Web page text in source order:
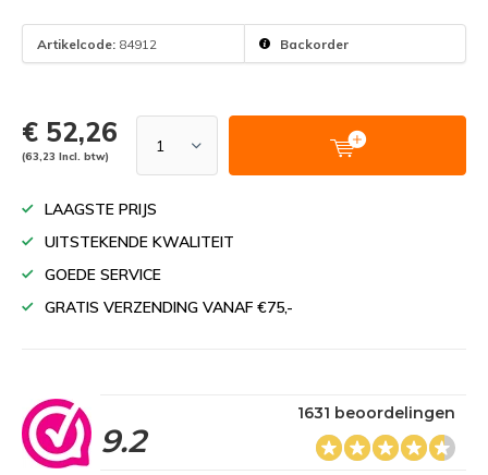
Artikelcode: 84912 Backorder
€ 52,26
(63,23 Incl. btw)
LAAGSTE PRIJS
UITSTEKENDE KWALITEIT
GOEDE SERVICE
GRATIS VERZENDING VANAF €75,-
9.2
1631 beoordelingen